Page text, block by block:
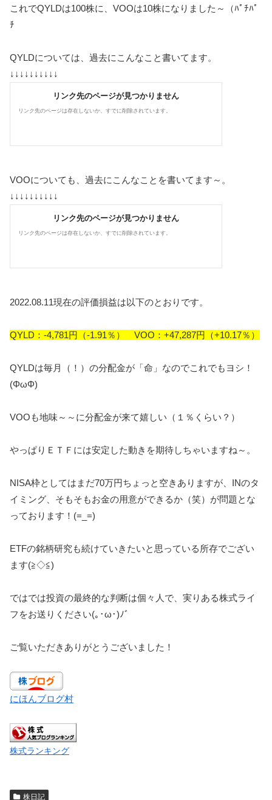
これでQYLDは100株に、VOOは10株になりました～（ﾊﾟﾁﾊﾟ
ﾁ
QYLDについては、過去にこんなこと書いてます。
↓↓↓↓↓↓↓↓↓↓
VOOについても、過去にこんなことを書いてます～。
↓↓↓↓↓↓↓↓↓↓
2022.08.11現在の評価損益は以下のとおりです。
QYLD：‐4,781円（-1.91％） VOO：+47,287円（+10.17％）
QYLDは毎月（！）の分配金が「命」なのでこれでもヨシ！
(ΦωΦ)
VOOも地味～～に分配金が来て嬉しい（１％くらい？）
やっぱりＥＴＦには安定した動きを期待しちゃいますね～。
NISA枠としてはまだ70万円ちょっと空きありますが、INのタ
イミング、そもそもお金の用意ができるか（笑）が問題とな
っております！(=_=)
ETFの銘柄研究も続けていきたいと思っている所存でござい
ます(≧◇≦)
ではでは投資の最終的な判断は個々人で、実りある株式ライ
フをお送りください(｡･ω･)ﾉﾞ
ご覧いただきありがとうございました！
にほんブログ村
株式ランキング
株日記